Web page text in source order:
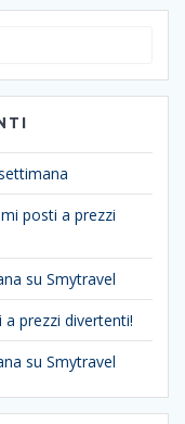
posti a prezzi
su Smytravel
a prezzi divertenti!
su Smytravel